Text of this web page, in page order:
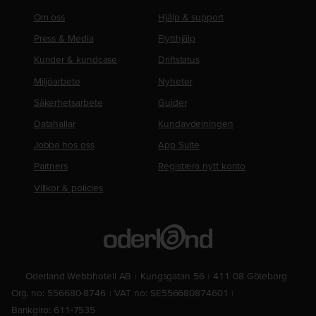
Om oss
Press & Media
Kunder & kundcase
Miljöarbete
Säkerhetsarbete
Datahallar
Jobba hos oss
Partners
Villkor & policies
Hjälp & support
Flytthjälp
Driftstatus
Nyheter
Guider
Kundavdelningen
App Suite
Registrera nytt konto
Oderland Webbhotell AB Kungsgatan 56
411 08 Göteborg
Org. no: 556680-8746
VAT no: SE556680874601
Bankgiro: 611-7535